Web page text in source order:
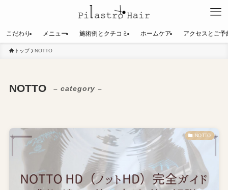
こだわり メニュー 施術例とクチコミ ホームケア アクセスとご予
トップ NOTTO
NOTTO – category –
NOTTO